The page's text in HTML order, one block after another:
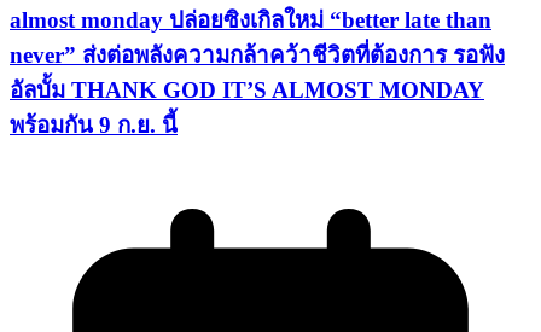
almost monday ปล่อยซิงเกิลใหม่ “better late than
never” ส่งต่อพลังความกล้าคว้าชีวิตที่ต้องการ รอฟัง
อัลบั้ม THANK GOD IT’S ALMOST MONDAY
พร้อมกัน 9 ก.ย. นี้